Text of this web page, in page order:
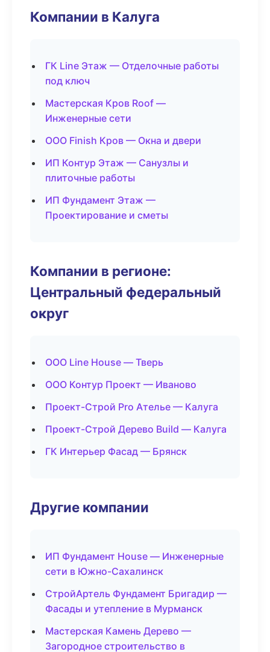
Компании в Калуга
ГК Line Этаж — Отделочные работы
под ключ
Мастерская Кров Roof —
Инженерные сети
ООО Finish Кров — Окна и двери
ИП Контур Этаж — Санузлы и
плиточные работы
ИП Фундамент Этаж —
Проектирование и сметы
Компании в регионе:
Центральный федеральный
округ
ООО Line House — Тверь
ООО Контур Проект — Иваново
Проект-Строй Pro Ателье — Калуга
Проект-Строй Дерево Build — Калуга
ГК Интерьер Фасад — Брянск
Другие компании
ИП Фундамент House — Инженерные
сети в Южно-Сахалинск
СтройАртель Фундамент Бригадир —
Фасады и утепление в Мурманск
Мастерская Камень Дерево —
Загородное строительство в